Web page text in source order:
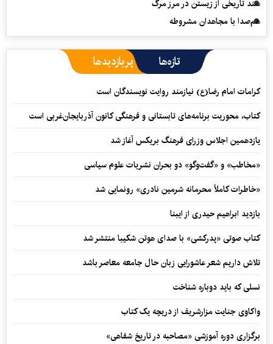
سند تاریخی از زیستن در مرز مرگ
هم‌صدا با مجاهدان مشروطه
تازه‌ها پربازدیدها
کرامات امام رضا(ع) نیازمند روایت نویسندگان است
کتاب، محوریت برنامه‌های تابستانی و فرهنگی کانون آذربایجان‌غربی است
یازدهمین اجلاس وزرای فرهنگ بریکس آغاز شد
«مخاطب» و «گفت‌وگو» دو بحران نشریات علوم سیاسی
«خاطرات کاملاً محرمانه شرمین نادری» رونمایی شد
بازدید ابراهیم حیدری از ایبنا
کتاب صوتی «پدرکشی» با صدای هوتن شکیبا منتشر شد
تلاش داریم شعر عاشورایی زبان حال جامعه معاصر باشد
نسلی که باید دوباره شناخت
واکاوی جنایت مزارشریف از دریچه یک کتاب
برگزاری دوره آموزشی «مصاحبه در تاریخ شفاهی»